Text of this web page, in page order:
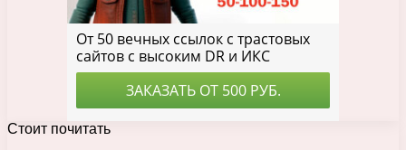
Стоит почитать